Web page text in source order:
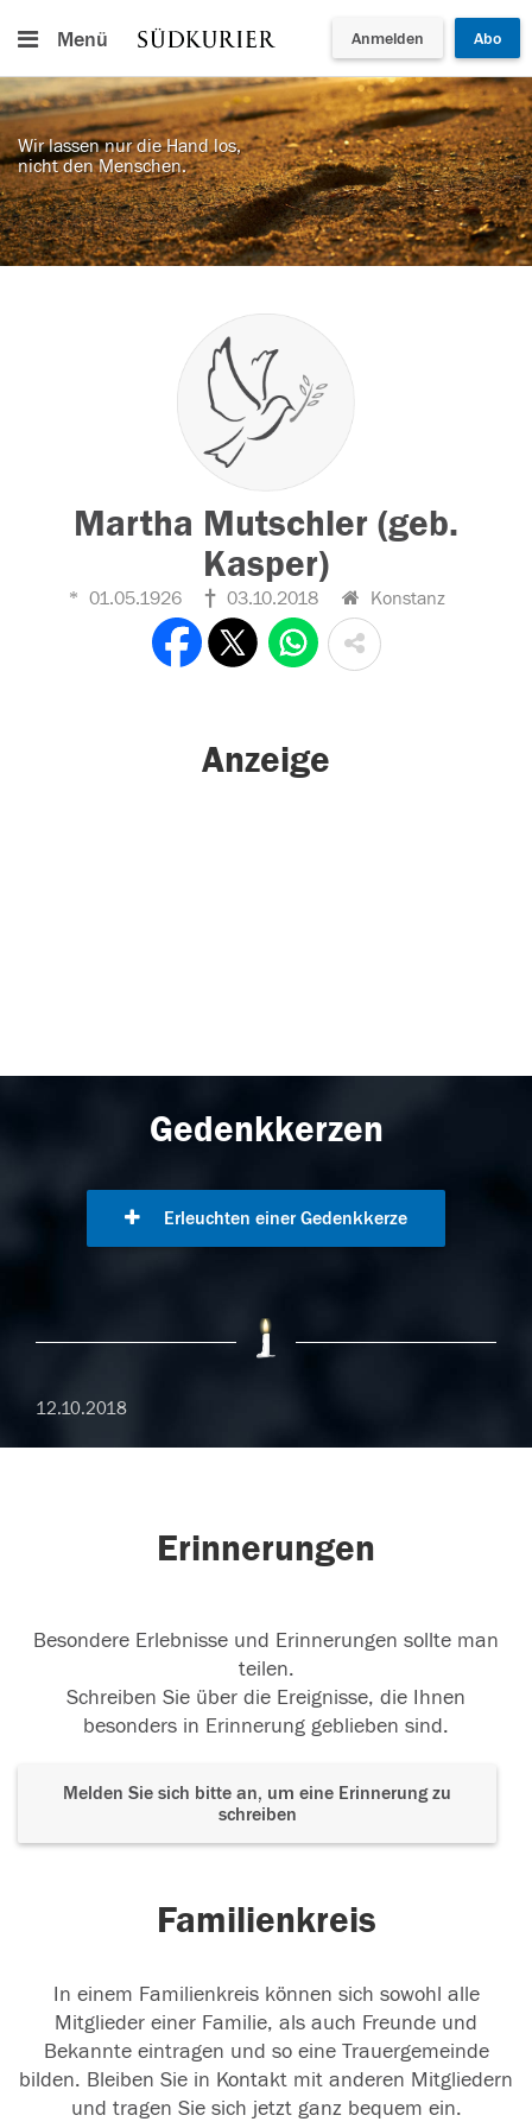
Menü Anmelden Abo
Wir lassen nur die Hand los,
nicht den Menschen.
Martha Mutschler (geb.
Kasper)
01.05.1926 03.10.2018 Konstanz
Anzeige
Gedenkkerzen
Erleuchten einer Gedenkkerze
12.10.2018
Erinnerungen
Besondere Erlebnisse und Erinnerungen sollte man
teilen.
Schreiben Sie über die Ereignisse, die Ihnen
besonders in Erinnerung geblieben sind.
Melden Sie sich bitte an, um eine Erinnerung zu
schreiben
Familienkreis
In einem Familienkreis können sich sowohl alle
Mitglieder einer Familie, als auch Freunde und
Bekannte eintragen und so eine Trauergemeinde
bilden. Bleiben Sie in Kontakt mit anderen Mitgliedern
und tragen Sie sich jetzt ganz bequem ein.